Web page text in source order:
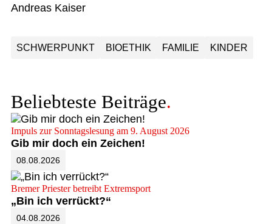
Andreas Kaiser
SCHWERPUNKT BIOETHIK FAMILIE KINDER
Beliebteste Beiträge
Impuls zur Sonntagslesung am 9. August 2026
Gib mir doch ein Zeichen!
08.08.2026
Bremer Priester betreibt Extremsport
„Bin ich verrückt?“
04.08.2026